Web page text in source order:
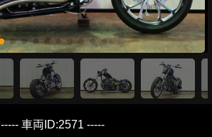
----- 車両ID:2571 -----